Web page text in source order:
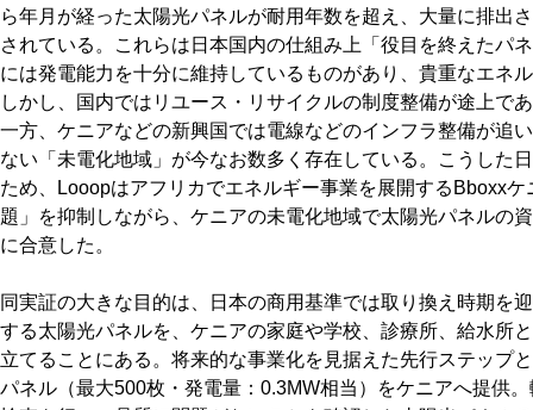
ら年月が経った太陽光パネルが耐用年数を超え、大量に排出
されている。これらは日本国内の仕組み上「役目を終えたパ
には発電能力を十分に維持しているものがあり、貴重なエネ
しかし、国内ではリユース・リサイクルの制度整備が途上で
一方、ケニアなどの新興国では電線などのインフラ整備が追
ない「未電化地域」が今なお数多く存在している。こうした
ため、Looopはアフリカでエネルギー事業を展開するBboxx
題」を抑制しながら、ケニアの未電化地域で太陽光パネルの
に合意した。
同実証の大きな目的は、日本の商用基準では取り換え時期を
する太陽光パネルを、ケニアの家庭や学校、診療所、給水所
立てることにある。将来的な事業化を見据えた先行ステップ
パネル（最大500枚・発電量：0.3MW相当）をケニアへ提供